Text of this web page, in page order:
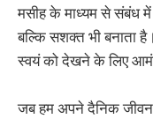
मसीह के माध्यम से संबंध
बल्कि सशक्त भी बनाता
स्वयं को देखने के लिए
जब हम अपने दैनिक जीवन